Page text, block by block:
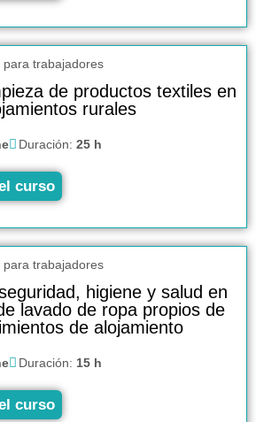
de productos textiles en
rurales
Duración: 25 h
curso
higiene y salud en
lavado de ropa propios de
de alojamiento
Duración: 15 h
curso